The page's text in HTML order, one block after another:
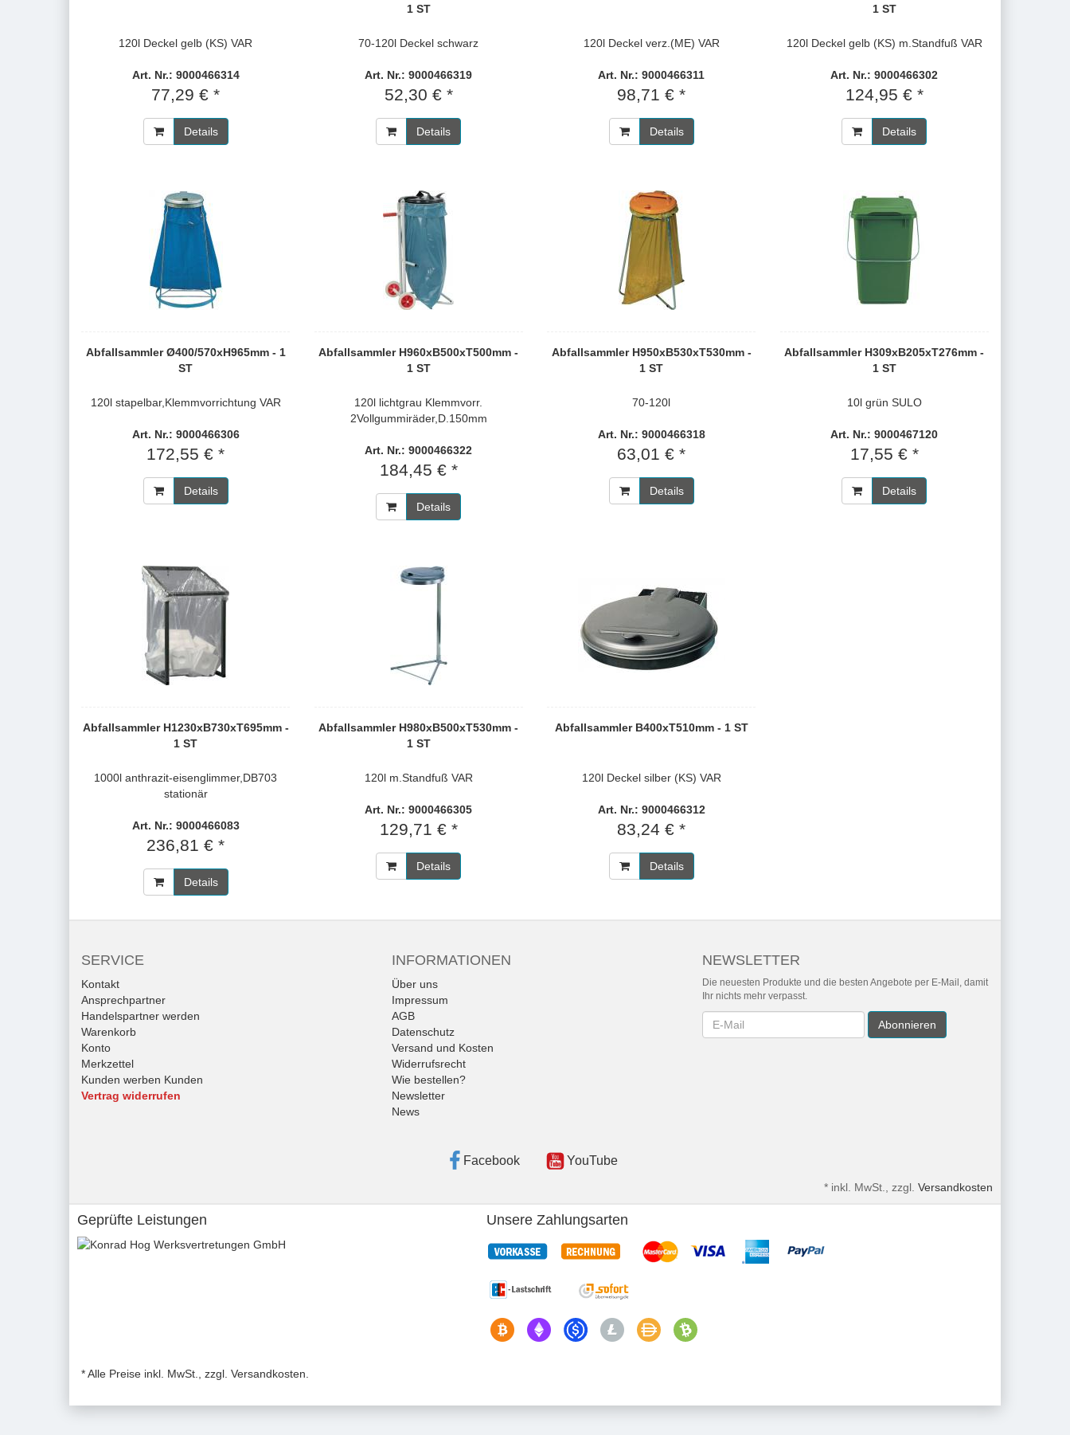
120l Deckel gelb (KS) VAR
Art. Nr.: 9000466314
77,29 € *
Details
1 ST
70-120l Deckel schwarz
Art. Nr.: 9000466319
52,30 € *
Details
120l Deckel verz.(ME) VAR
Art. Nr.: 9000466311
98,71 € *
Details
1 ST
120l Deckel gelb (KS) m.Standfuß VAR
Art. Nr.: 9000466302
124,95 € *
Details
Abfallsammler Ø400/570xH965mm - 1
ST
120l stapelbar,Klemmvorrichtung VAR
Art. Nr.: 9000466306
172,55 € *
Details
Abfallsammler H960xB500xT500mm -
1 ST
120l lichtgrau Klemmvorr.
2Vollgummiräder,D.150mm
Art. Nr.: 9000466322
184,45 € *
Details
Abfallsammler H950xB530xT530mm -
1 ST
70-120l
Art. Nr.: 9000466318
63,01 € *
Details
Abfallsammler H309xB205xT276mm -
1 ST
10l grün SULO
Art. Nr.: 9000467120
17,55 € *
Details
Abfallsammler H1230xB730xT695mm -
1 ST
1000l anthrazit-eisenglimmer,DB703
stationär
Art. Nr.: 9000466083
236,81 € *
Details
Abfallsammler H980xB500xT530mm -
1 ST
120l m.Standfuß VAR
Art. Nr.: 9000466305
129,71 € *
Details
Abfallsammler B400xT510mm - 1 ST
120l Deckel silber (KS) VAR
Art. Nr.: 9000466312
83,24 € *
Details
SERVICE
Kontakt
Ansprechpartner
Handelspartner werden
Warenkorb
Konto
Merkzettel
Kunden werben Kunden
Vertrag widerrufen
INFORMATIONEN
Über uns
Impressum
AGB
Datenschutz
Versand und Kosten
Widerrufsrecht
Wie bestellen?
Newsletter
News
NEWSLETTER
Die neuesten Produkte und die besten Angebote per E-Mail, damit
Ihr nichts mehr verpasst.
Newsletter Abonnieren
Facebook YouTube
* inkl. MwSt., zzgl. Versandkosten
Geprüfte Leistungen Unsere Zahlungsarten
* Alle Preise inkl. MwSt., zzgl. Versandkosten.